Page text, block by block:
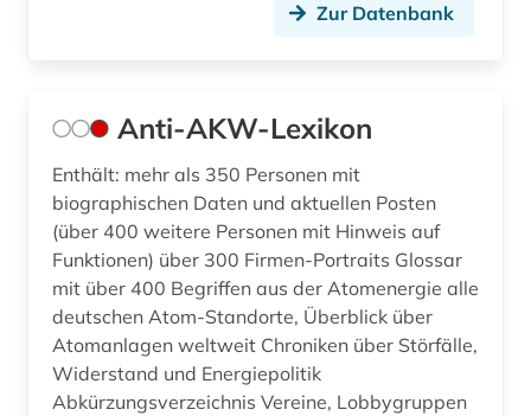
heizung (1)
iea (2)
industrie (3)
informatik (6)
informatik und kommunikationstechnik (2)
informationstechnik (2)
Zur Datenbank
Anti-AKW-Lexikon
Enthält: mehr als 350 Personen mit
biographischen Daten und aktuellen Posten
(über 400 weitere Personen mit Hinweis auf
Funktionen) über 300 Firmen-Portraits Glossar
mit über 400 Begriffen aus der Atomenergie alle
deutschen Atom-Standorte, Überblick über
Atomanlagen weltweit Chroniken über Störfälle,
Widerstand und Energiepolitik
Abkürzungsverzeichnis Vereine, Lobbygruppen